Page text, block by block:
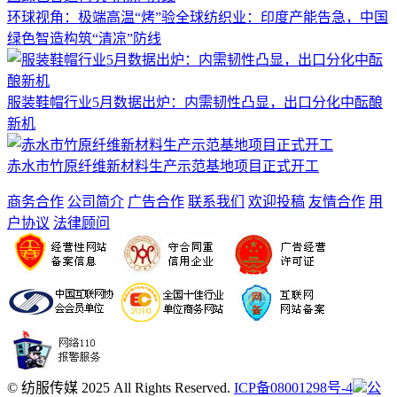
环球视角：极端高温“烤”验全球纺织业：印度产能告急，中国
绿色智造构筑“清凉”防线
服装鞋帽行业5月数据出炉：内需韧性凸显，出口分化中酝酿
新机
赤水市竹原纤维新材料生产示范基地项目正式开工
商务合作 公司简介 广告合作 联系我们 欢迎投稿 友情合作 用
户协议 法律顾问
© 纺服传媒 2025 All Rights Reserved. ICP备08001298号-4 公